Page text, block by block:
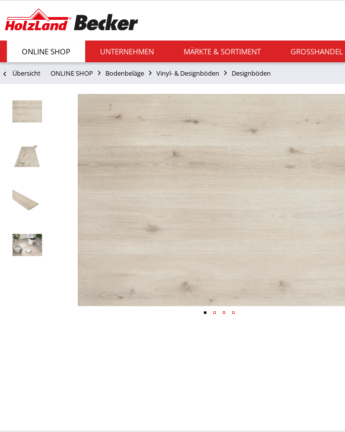
ONLINE SHOP UNTERNEHMEN MÄRKTE & SORTIMENT GROSSHANDEL
Übersicht ONLINE SHOP Bodenbeläge Vinyl- & Designböden Designböden